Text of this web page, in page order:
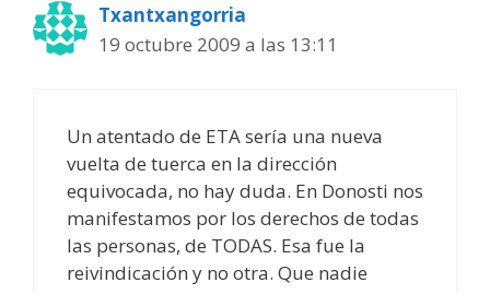
Txantxangorria
19 octubre 2009 a las 13:11
Un atentado de ETA sería una nueva
vuelta de tuerca en la dirección
equivocada, no hay duda. En Donosti nos
manifestamos por los derechos de todas
las personas, de TODAS. Esa fue la
reivindicación y no otra. Que nadie